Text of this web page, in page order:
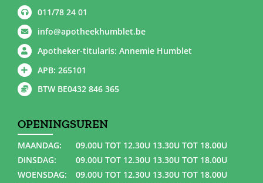
011/78 24 01
info@apotheekhumblet.be
Apotheker-titularis: Annemie Humblet
APB: 265101
BTW BE0432 846 365
OPENINGSUREN
MAANDAG:
09.00U TOT 12.30U 13.30U TOT 18.00U
DINSDAG:
09.00U TOT 12.30U 13.30U TOT 18.00U
WOENSDAG:
09.00U TOT 12.30U 13.30U TOT 18.00U